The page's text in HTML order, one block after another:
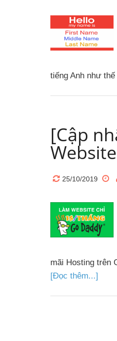
tiếng Anh như
[Cập
25/10/2019
mãi Hosting trên
[Đọc thêm...]